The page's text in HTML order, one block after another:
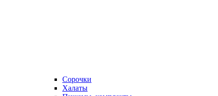
Сорочки
Халаты